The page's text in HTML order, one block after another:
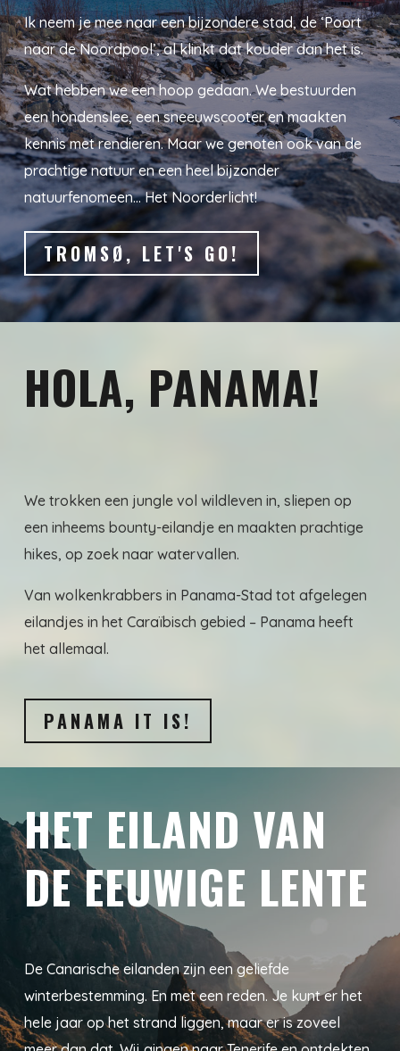
Ik neem je mee naar een bijzondere stad, de ‘Poort
naar de Noordpool’, al klinkt dat kouder dan het is.
Wat hebben we een hoop gedaan. We bestuurden
een hondenslee, een sneeuwscooter en maakten
kennis met rendieren. Maar we genoten ook van de
prachtige natuur en een heel bijzonder
natuurfenomeen… Het Noorderlicht!
TROMSØ, LET'S GO!
HOLA, PANAMA!
We trokken een jungle vol wildleven in, sliepen op
een inheems bounty-eilandje en maakten prachtige
hikes, op zoek naar watervallen.
Van wolkenkrabbers in Panama-Stad tot afgelegen
eilandjes in het Caraïbisch gebied – Panama heeft
het allemaal.
PANAMA IT IS!
HET EILAND VAN
DE EEUWIGE LENTE
De Canarische eilanden zijn een geliefde
winterbestemming. En met een reden. Je kunt er het
hele jaar op het strand liggen, maar er is zoveel